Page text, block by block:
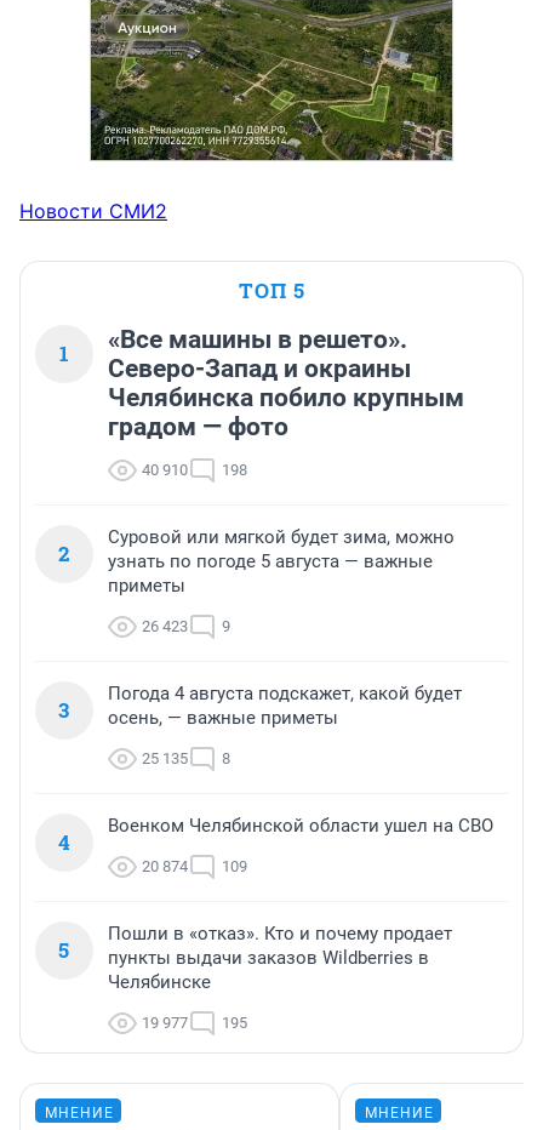
Новости СМИ2
ТОП 5
1
«Все машины в решето».
Северо-Запад и окраины
Челябинска побило крупным
градом — фото
40 910 198
2
Суровой или мягкой будет зима, можно
узнать по погоде 5 августа — важные
приметы
26 423 9
3
Погода 4 августа подскажет, какой будет
осень, — важные приметы
25 135 8
4
Военком Челябинской области ушел на СВО
20 874 109
5
Пошли в «отказ». Кто и почему продает
пункты выдачи заказов Wildberries в
Челябинске
19 977 195
МНЕНИЕ МНЕНИЕ